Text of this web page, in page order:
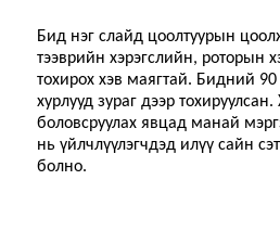
Бид нэг слайд цоолтуурын
тээврийн хэрэгслийн, роторын
тохирох хэв маягтай. Бидний
хурлууд зураг дээр
боловсруулах явцад манай
нь үйлчлүүлэгчдэд илүү сайн
болно.